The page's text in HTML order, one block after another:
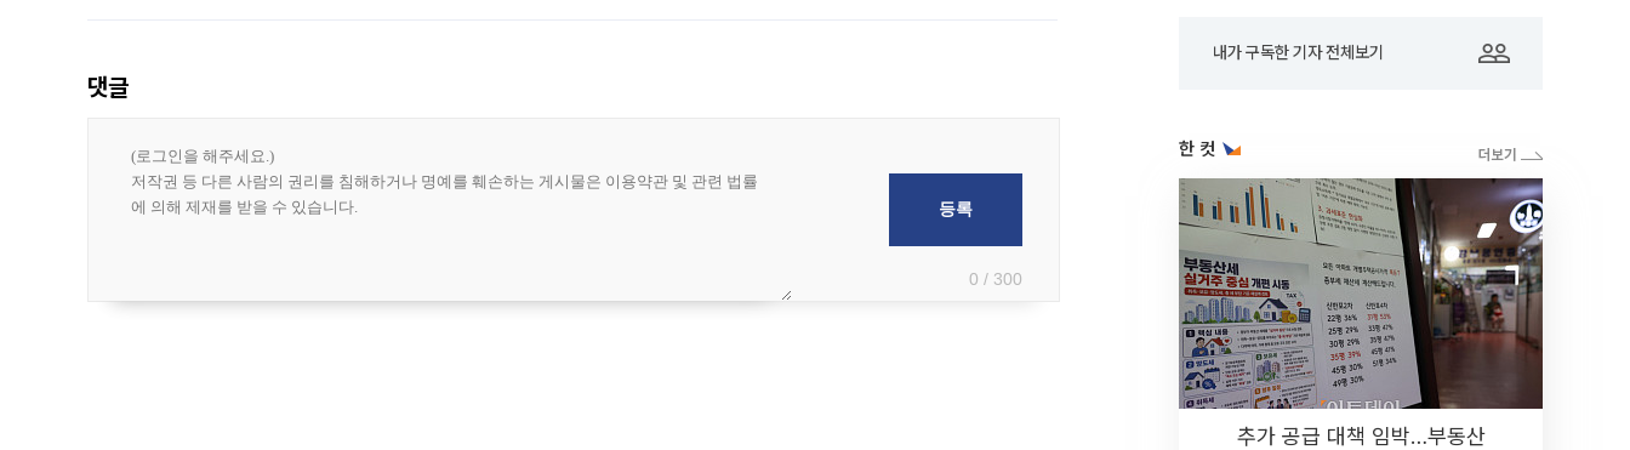
댓글
0 / 300
내가 구독한 기자 전체보기
한 컷
추가 공급 대책 임박…부동산